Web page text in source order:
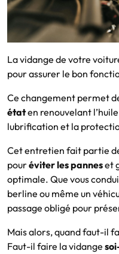
La vidange de votre
pour assurer le bon
Ce changement permet
étaten renouvelant
lubrification et la
Cet entretien fait partie
pouréviter les panneset
optimale. Que vous
berline ou même un
passage obligé pour
Mais alors, quand faut-il
Faut-il faire la vidange